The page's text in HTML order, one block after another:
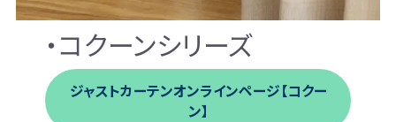
・コクーンシリーズ
ジャストカーテンオンラインページ【コクー
ン】